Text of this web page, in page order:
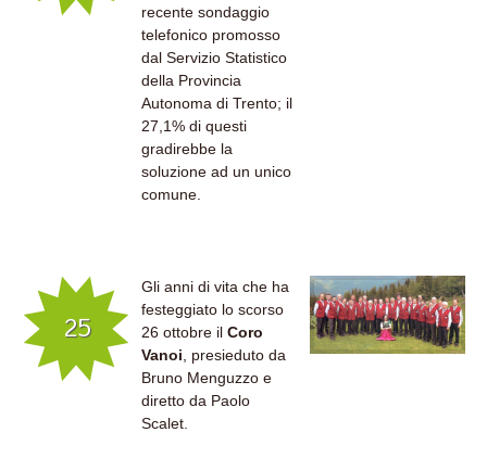
recente sondaggio
telefonico promosso
dal Servizio Statistico
della Provincia
Autonoma di Trento; il
27,1% di questi
gradirebbe la
soluzione ad un unico
comune.
25
Gli anni di vita che ha
festeggiato lo scorso
26 ottobre il Coro
Vanoi, presieduto da
Bruno Menguzzo e
diretto da Paolo
Scalet.